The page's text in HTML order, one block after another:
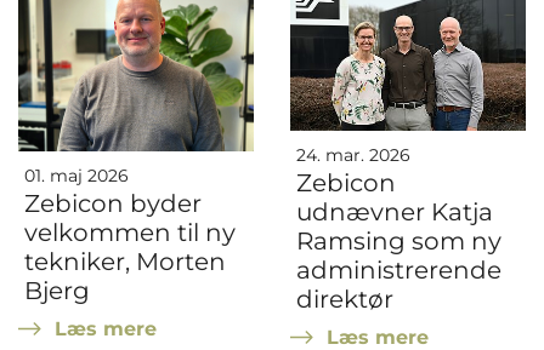
01. maj 2026
Zebicon byder
velkommen til ny
tekniker, Morten
Bjerg
Læs mere
24. mar. 2026
Zebicon
udnævner Katja
Ramsing som ny
administrerende
direktør
Læs mere